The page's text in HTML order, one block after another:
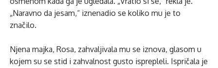
„Naravno da jesam,“ iznenadio se koliko mu je to
značilo.
Njena majka, Rosa, zahvaljivala mu se iznova, glasom u
kojem su se stid i zahvalnost gusto isprepleli. Ispričala je